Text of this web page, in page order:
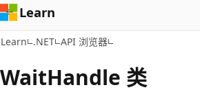
Learn
Learn .NET API 浏览器
WaitHandle 类